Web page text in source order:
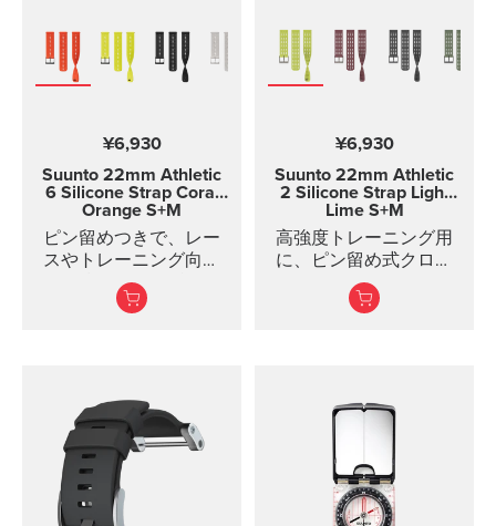
にフィット Suunto
Spartan Sport Wrist
HR/Baro、Suunto 9 、
スポーツ用に設計され
ています 耐水設計
¥6,930
Suunto 22mm Athletic
6 Silicone Strap Coral
Orange S+M
ピン留めつきで、レー
スやトレーニング向け
に2種類の長さを揃えた
シリコンストラップ
¥6,930
Suunto 22mm Athletic
2 Silicone Strap Light
Lime S+M
高強度トレーニング用
に、ピン留め式クロー
ジャー付きのシリコン
ストラップが2つの長さ